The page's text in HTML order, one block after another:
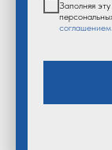
Заполняя
соглашением